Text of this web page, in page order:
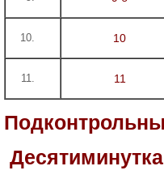
10
11
Десятиминутка